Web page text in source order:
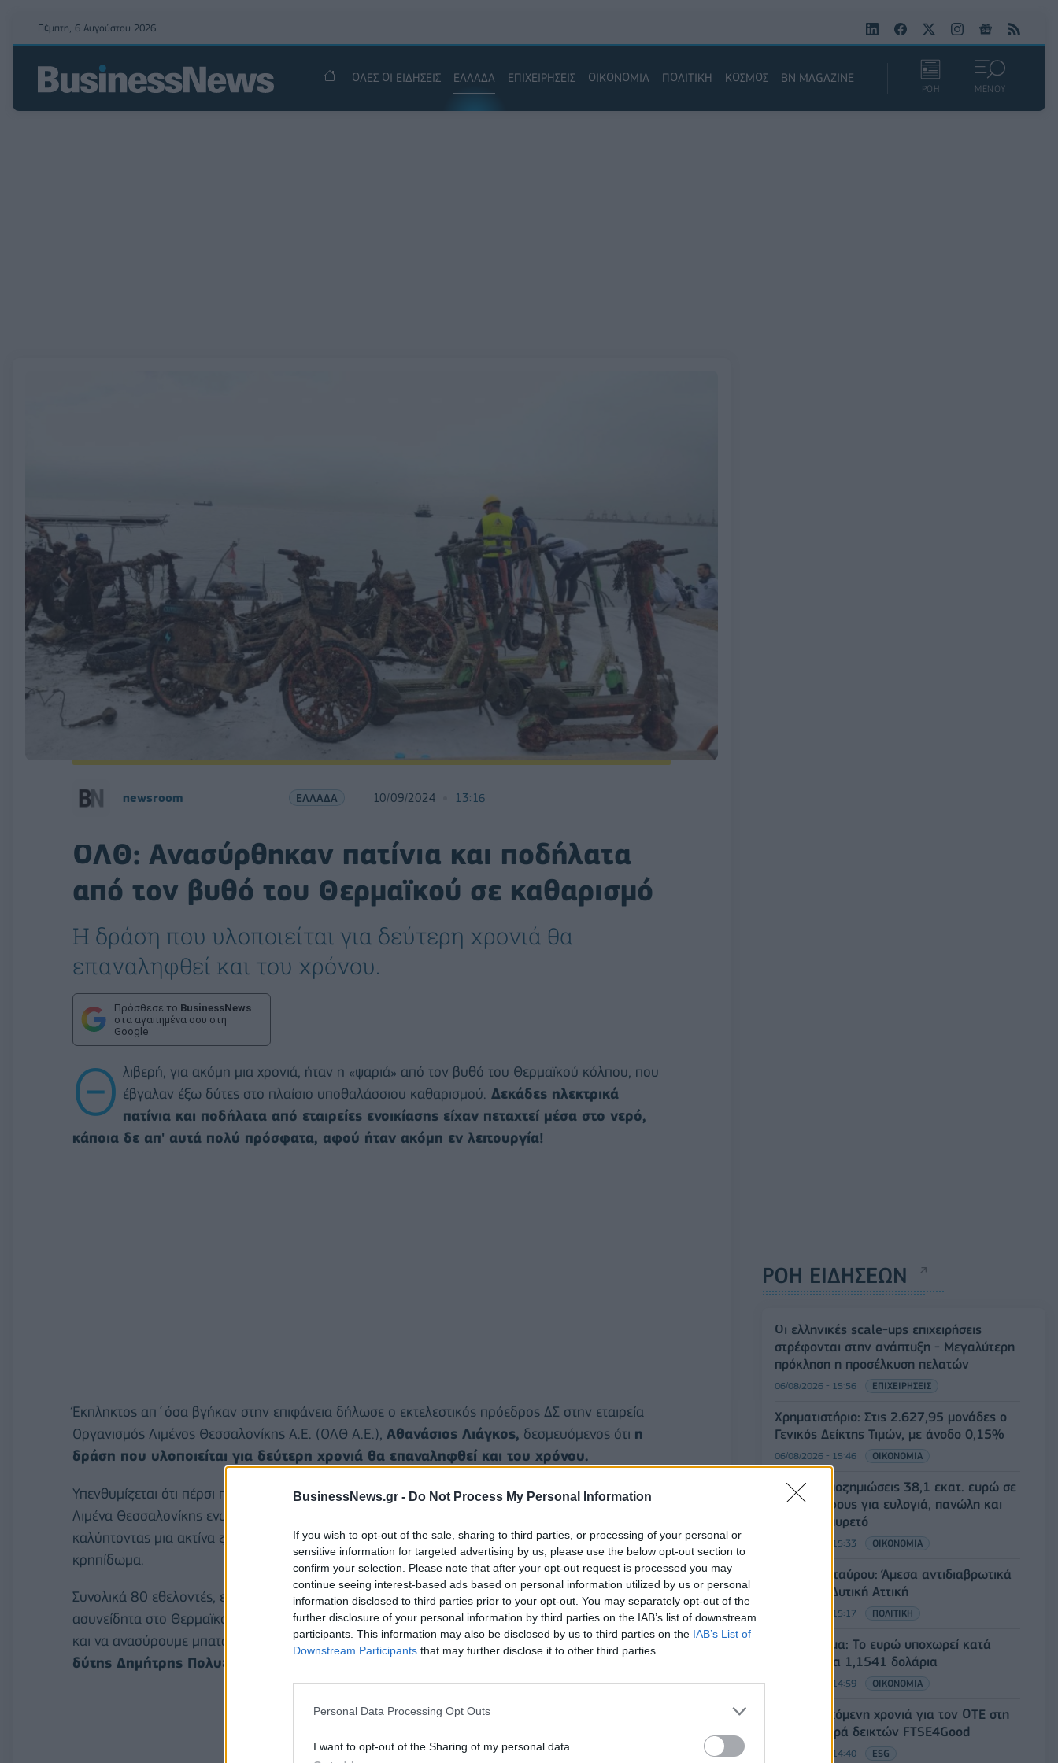
BusinessNews.gr - Do Not Process My Personal Information
If you wish to opt-out of the sale, sharing to third parties, or processing of your personal or
sensitive information for targeted advertising by us, please use the below opt-out section to
confirm your selection. Please note that after your opt-out request is processed you may
continue seeing interest-based ads based on personal information utilized by us or personal
information disclosed to third parties prior to your opt-out. You may separately opt-out of the
further disclosure of your personal information by third parties on the IAB’s list of downstream
participants. This information may also be disclosed by us to third parties on the IAB’s List of
Downstream Participants that may further disclose it to other third parties.
Personal Data Processing Opt Outs
I want to opt-out of the Sharing of my personal data.
Πέμπτη, 6 Αυγούστου 2026
ΟΛΕΣ ΟΙ ΕΙΔΗΣΕΙΣ ΕΛΛΑΔΑ ΕΠΙΧΕΙΡΗΣΕΙΣ ΟΙΚΟΝΟΜΙΑ ΠΟΛΙΤΙΚΗ ΚΟΣΜΟΣ BN MAGAZINE
ΡΟΗ ΜΕΝΟΥ
newsroom ΕΛΛΑΔΑ 10/09/2024 13:16
ΟΛΘ: Ανασύρθηκαν πατίνια και ποδήλατα
από τον βυθό του Θερμαϊκού σε καθαρισμό
H δράση που υλοποιείται για δεύτερη χρονιά θα
επαναληφθεί και του χρόνου.
Πρόσθεσε το BusinessNews
στα αγαπημένα σου στη
Google
Θ λιβερή, για ακόμη μια χρονιά, ήταν η «ψαριά» από τον βυθό του Θερμαϊκού κόλπου, που
έβγαλαν έξω δύτες στο πλαίσιο υποθαλάσσιου καθαρισμού. Δεκάδες ηλεκτρικά
πατίνια και ποδήλατα από εταιρείες ενοικίασης είχαν πεταχτεί μέσα στο νερό,
κάποια δε απ' αυτά πολύ πρόσφατα, αφού ήταν ακόμη εν λειτουργία!
Έκπληκτος απ΄όσα βγήκαν στην επιφάνεια δήλωσε ο εκτελεστικός πρόεδρος ΔΣ στην εταιρεία
Οργανισμός Λιμένος Θεσσαλονίκης Α.Ε. (ΟΛΘ Α.Ε.), Αθανάσιος Λιάγκος, δεσμευόμενος ότι η
δράση που υλοποιείται για δεύτερη χρονιά θα επαναληφθεί και του χρόνου.
Υπενθυμίζεται ότι πέρσι πραγματοποιήθηκε υποθαλάσσιος καθαρισμός στον 1ο Προβλήτα του
Λιμένα Θεσσαλονίκης ενώ φέτος οι δύτες βούτηξαν από τον 1ο προβλήτα έως τον Λευκό Πύργο,
καλύπτοντας μια ακτίνα ζώνης μήκους περίπου ενάμιση χιλιομέτρου και μέχρι 20 μέτρα από το
κρηπίδωμα.
Συνολικά 80 εθελοντές, εκ των οποίων οι μισοί δύτες, έβγαλαν στην επιφάνεια ό,τι πετιέται
ασυνείδητα στο Θερμαϊκό. «Αν και υπήρχε πολύ θολούρα στον βυθό, καταφέραμε να εντοπίσουμε
και να ανασύρουμε μπαταρίες, λάστιχα, παλιοσίδερα και πολλά πατίνια και ποδήλατα», είπεο
δύτης Δημήτρης Πολυζάς.
ΡΟΗ ΕΙΔΗΣΕΩΝ
Οι ελληνικές scale-ups επιχειρήσεις
στρέφονται στην ανάπτυξη - Μεγαλύτερη
πρόκληση η προσέλκυση πελατών
06/08/2026 - 15:56 ΕΠΙΧΕΙΡΗΣΕΙΣ
Χρηματιστήριο: Στις 2.627,95 μονάδες ο
Γενικός Δείκτης Τιμών, με άνοδο 0,15%
06/08/2026 - 15:46 ΟΙΚΟΝΟΜΙΑ
ΥΠΑΑΤ: Αποζημιώσεις 38,1 εκατ. ευρώ σε
κτηνοτρόφους για ευλογιά, πανώλη και
αφθώδη πυρετό
06/08/2026 - 15:33 ΟΙΚΟΝΟΜΙΑ
Στ. Παπασταύρου: Άμεσα αντιδιαβρωτικά
έργα στη Δυτική Αττική
06/08/2026 - 15:17 ΠΟΛΙΤΙΚΗ
Συνάλλαγμα: Το ευρώ υποχωρεί κατά
0,11%, στα 1,1541 δολάρια
06/08/2026 - 14:59 ΟΙΚΟΝΟΜΙΑ
18η συνεχόμενη χρονιά για τον ΟΤΕ στη
διεθνή σειρά δεικτών FTSE4Good
06/08/2026 - 14:40 ESG